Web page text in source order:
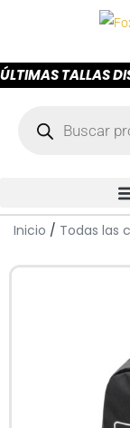
ÚLTIMAS TALLAS
Inicio / Todas las